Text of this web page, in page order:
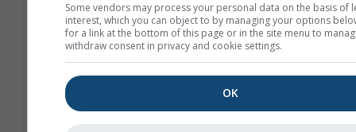
Some vendors may process your personal data on the basis of
interest, which you can object to by managing your options
for a link at the bottom of this page or in the site menu to
withdraw consent in privacy and cookie settings.
OK